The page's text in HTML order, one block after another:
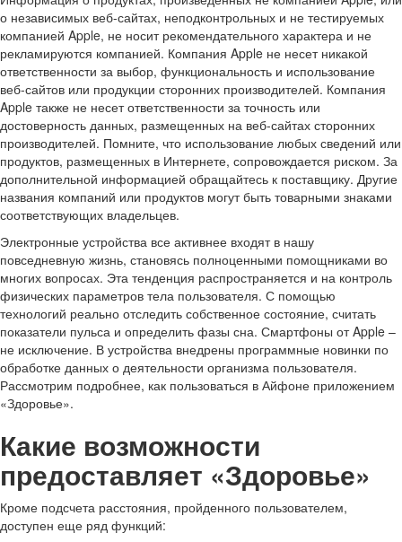
о независимых веб-сайтах, неподконтрольных и не тестируемых
компанией Apple, не носит рекомендательного характера и не
рекламируются компанией. Компания Apple не несет никакой
ответственности за выбор, функциональность и использование
веб-сайтов или продукции сторонних производителей. Компания
Apple также не несет ответственности за точность или
достоверность данных, размещенных на веб-сайтах сторонних
производителей. Помните, что использование любых сведений или
продуктов, размещенных в Интернете, сопровождается риском. За
дополнительной информацией обращайтесь к поставщику. Другие
названия компаний или продуктов могут быть товарными знаками
соответствующих владельцев.
Электронные устройства все активнее входят в нашу
повседневную жизнь, становясь полноценными помощниками во
многих вопросах. Эта тенденция распространяется и на контроль
физических параметров тела пользователя. С помощью
технологий реально отследить собственное состояние, считать
показатели пульса и определить фазы сна. Смартфоны от Apple –
не исключение. В устройства внедрены программные новинки по
обработке данных о деятельности организма пользователя.
Рассмотрим подробнее, как пользоваться в Айфоне приложением
«Здоровье».
Какие возможности
предоставляет «Здоровье»
Кроме подсчета расстояния, пройденного пользователем,
доступен еще ряд функций: